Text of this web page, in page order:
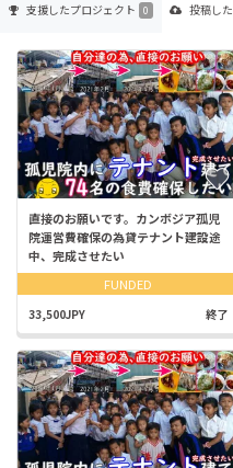
支援したプロジェクト 0 投稿した
直接のお願いです。カンボジア孤児
院運営費確保の為貸テナント建設途
中、完成させたい
FUNDED
33,500JPY 終了